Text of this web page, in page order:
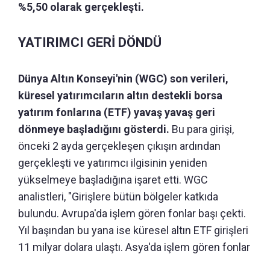
%5,50 olarak gerçekleşti.
YATIRIMCI GERİ DÖNDÜ
Dünya Altın Konseyi'nin (WGC) son verileri,
küresel yatırımcıların altın destekli borsa
yatırım fonlarına (ETF) yavaş yavaş geri
dönmeye başladığını gösterdi. Bu para girişi,
önceki 2 ayda gerçekleşen çıkışın ardından
gerçekleşti ve yatırımcı ilgisinin yeniden
yükselmeye başladığına işaret etti. WGC
analistleri, "Girişlere bütün bölgeler katkıda
bulundu. Avrupa'da işlem gören fonlar başı çekti.
Yıl başından bu yana ise küresel altın ETF girişleri
11 milyar dolara ulaştı. Asya'da işlem gören fonlar